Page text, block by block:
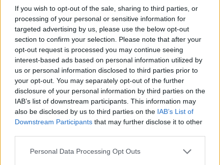
If you wish to opt-out of the sale, sharing to third parties, or
processing of your personal or sensitive information for
targeted advertising by us, please use the below opt-out
section to confirm your selection. Please note that after your
opt-out request is processed you may continue seeing
interest-based ads based on personal information utilized by
us or personal information disclosed to third parties prior to
your opt-out. You may separately opt-out of the further
disclosure of your personal information by third parties on the
IAB’s list of downstream participants. This information may
also be disclosed by us to third parties on the IAB’s List of
Downstream Participants that may further disclose it to other
Please note that this website/app uses one or more Google
Personal Data Processing Opt Outs
AUTORE
Staff